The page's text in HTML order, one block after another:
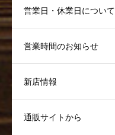
営業日・休業日について
営業時間のお知らせ
新店情報
通販サイトから